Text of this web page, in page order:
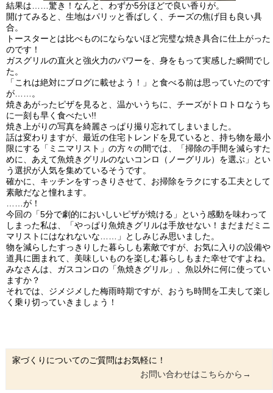
結果は……驚き！ なんと、わずか5分ほどで良い香りが。
開けてみると、生地はパリッと香ばしく、チーズの焦げ目も良い具
合。
トースターとは比べものにならないほど完璧な焼き具合に仕上がった
のです！
ガスグリルの直火と強火力のパワーを、身をもって実感した瞬間でし
た。
「これは絶対にブログに載せよう！」と食べる前は思っていたのです
が……。
焼きあがったピザを見ると、温かいうちに、チーズがトロトロなうち
に一刻も早く食べたい!!
焼き上がりの写真を綺麗さっぱり撮り忘れてしまいました。
話は変わりますが、最近の住宅トレンドを見ていると、持ち物を最小
限にする「ミニマリスト」の方々の間では、「掃除の手間を減らすた
めに、あえて魚焼きグリルのないコンロ（ノーグリル）を選ぶ」とい
う選択が人気を集めているそうです。
確かに、キッチンをすっきりさせて、お掃除をラクにする工夫として
素敵だなと憧れます。
……が！
今回の「5分で劇的においしいピザが焼ける」という感動を味わって
しまった私は、「やっぱり魚焼きグリルは手放せない！まだまだミニ
マリストにはなれないな……」
としみじみ思いました。
物を減らしたすっきりした暮らしも素敵ですが、お気に入りの設備や
道具に囲まれて、美味しいものを楽しむ暮らしもまた幸せですよね。
みなさんは、ガスコンロの「魚焼きグリル」、魚以外に何に使ってい
ますか？
それでは、ジメジメした梅雨時期ですが、おうち時間を工夫して楽し
く乗り切っていきましょう！
家づくりについてのご質問はお気軽に！
お問い合わせはこちらから→